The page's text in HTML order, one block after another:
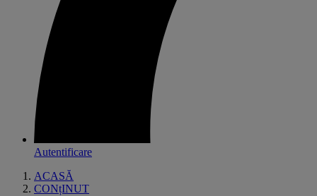
Autentificare
ACASĂ
CONțINUT